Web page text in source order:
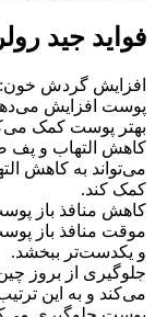
فواید جید
افزایش گردش خون:
پوست افزایش می‌دهد
بهتر پوست کمک
کاهش التهاب و پف
می‌تواند به کاهش
کمک کند.
کاهش منافذ باز
موقت منافذ باز
و یکدست‌تر ببخشد.
جلوگیری از بروز
می‌کند و به این